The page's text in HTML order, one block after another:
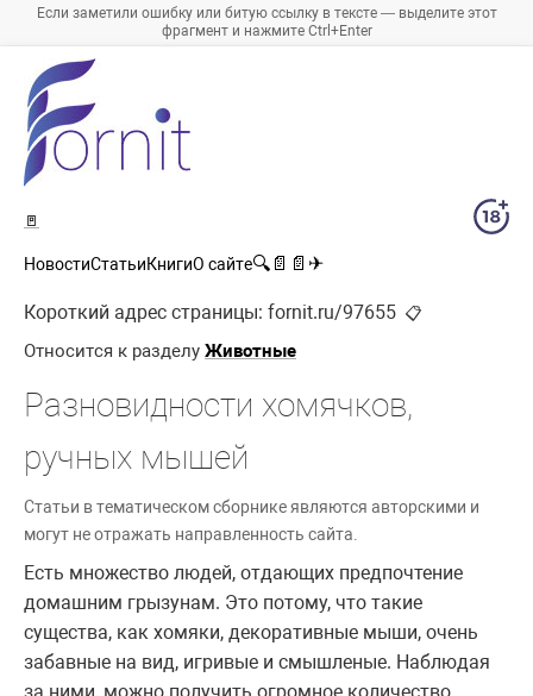
Если заметили ошибку или битую ссылку в тексте — выделите этот
фрагмент и нажмите Ctrl+Enter
🚪
НовостиСтатьиКнигиО сайте🔍 📄 📄 ✈
Короткий адрес страницы: fornit.ru/97655 📋
Относится к разделу Животные
Разновидности хомячков,
ручных мышей
Статьи в тематическом сборнике являются авторскими и
могут не отражать направленность сайта.
Есть множество людей, отдающих предпочтение
домашним грызунам. Это потому, что такие
существа, как хомяки, декоративные мыши, очень
забавные на вид, игривые и смышленые. Наблюдая